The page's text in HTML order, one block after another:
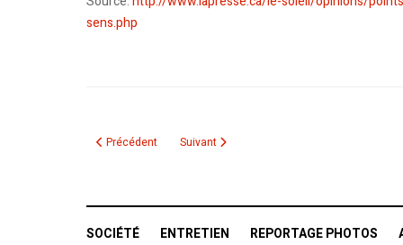
sens.php
Article précédent : Algérie, je veux être ton Président !
Précédent Article suivant : Attentat contre la Mosquée
Suivant
SOCIÉTÉ ENTRETIEN REPORTAGE PHOTOS